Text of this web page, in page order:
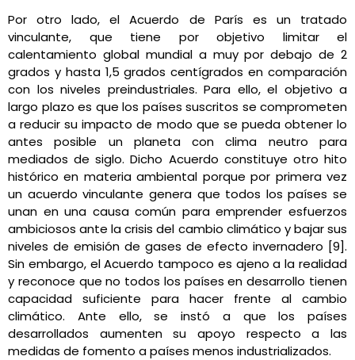
Por otro lado, el Acuerdo de París es un tratado
vinculante, que tiene por objetivo limitar el
calentamiento global mundial a muy por debajo de 2
grados y hasta 1,5 grados centígrados en comparación
con los niveles preindustriales. Para ello, el objetivo a
largo plazo es que los países suscritos se comprometen
a reducir su impacto de modo que se pueda obtener lo
antes posible un planeta con clima neutro para
mediados de siglo. Dicho Acuerdo constituye otro hito
histórico en materia ambiental porque por primera vez
un acuerdo vinculante genera que todos los países se
unan en una causa común para emprender esfuerzos
ambiciosos ante la crisis del cambio climático y bajar sus
niveles de emisión de gases de efecto invernadero [9].
Sin embargo, el Acuerdo tampoco es ajeno a la realidad
y reconoce que no todos los países en desarrollo tienen
capacidad suficiente para hacer frente al cambio
climático. Ante ello, se instó a que los países
desarrollados aumenten su apoyo respecto a las
medidas de fomento a países menos industrializados.